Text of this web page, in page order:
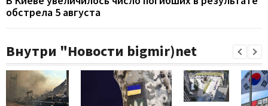
обстрела 5 августа
Внутри "Новости bigmir)net